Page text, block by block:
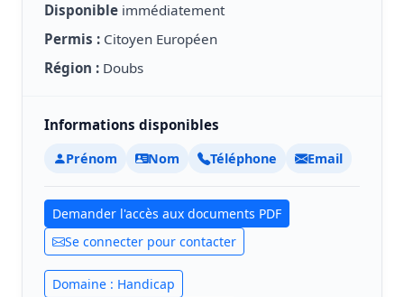
Disponible immédiatement
Permis : Citoyen Européen
Région : Doubs
Informations disponibles
Prénom Nom Téléphone Email
Demander l'accès aux documents PDF
Se connecter pour contacter
Domaine : Handicap